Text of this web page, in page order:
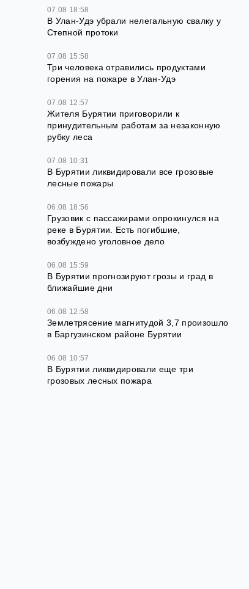
07.08 18:58
В Улан-Удэ убрали нелегальную свалку у
Степной протоки
07.08 15:58
Три человека отравились продуктами
горения на пожаре в Улан-Удэ
07.08 12:57
Жителя Бурятии приговорили к
принудительным работам за незаконную
рубку леса
07.08 10:31
В Бурятии ликвидировали все грозовые
лесные пожары
06.08 18:56
Грузовик с пассажирами опрокинулся на
реке в Бурятии. Есть погибшие,
возбуждено уголовное дело
06.08 15:59
В Бурятии прогнозируют грозы и град в
ближайшие дни
06.08 12:58
Землетрясение магнитудой 3,7 произошло
в Баргузинском районе Бурятии
06.08 10:57
В Бурятии ликвидировали еще три
грозовых лесных пожара